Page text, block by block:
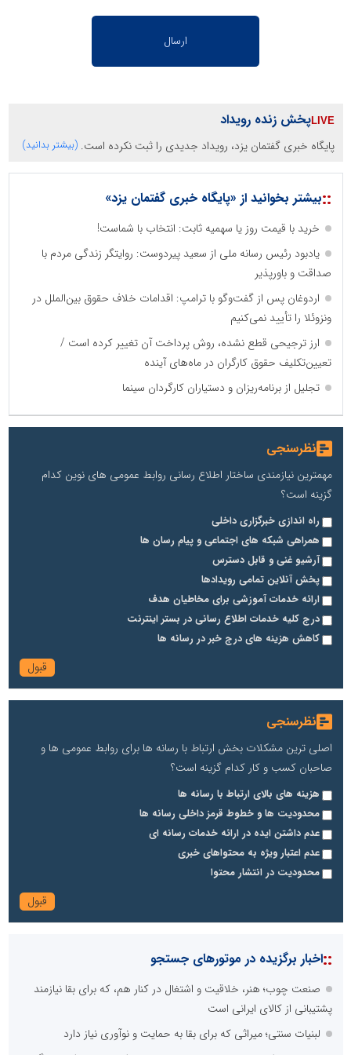
پخش زنده رویداد
پایگاه خبری گفتمان یزد، رویداد جدیدی را ثبت نکرده است. (بیشتر بدانید)
::بیشتر بخوانید از «پایگاه خبری گفتمان یزد»
خرید با قیمت روز یا سهمیه ثابت: انتخاب با شماست!
یادبود رئیس رسانه ملی از سعید پیردوست: روایتگر زندگی مردم با
صداقت و باورپذیر
اردوغان پس از گفت‌وگو با ترامپ: اقدامات خلاف حقوق بین‌الملل در
ونزوئلا را تأیید نمی‌کنیم
ارز ترجیحی قطع نشده، روش پرداخت آن تغییر کرده است /
تعیین‌تکلیف حقوق کارگران در ماه‌های آینده
تجلیل از برنامه‌ریزان و دستیاران کارگردان سینما
نظرسنجی
مهمترین نیازمندی ساختار اطلاع رسانی روابط عمومی های نوین کدام
گزینه است؟
راه اندازی خبرگزاری داخلی
همراهی شبکه های اجتماعی و پیام رسان ها
آرشیو غنی و قابل دسترس
پخش آنلاین تمامی رویدادها
ارائه خدمات آموزشی برای مخاطیان هدف
درج کلیه خدمات اطلاع رسانی در بستر اینترنت
کاهش هزینه های درج خبر در رسانه ها
نظرسنجی
اصلی ترین مشکلات بخش ارتباط با رسانه ها برای روابط عمومی ها و
صاحبان کسب و کار کدام گزینه است؟
هزینه های بالای ارتباط با رسانه ها
محدودیت ها و خطوط قرمز داخلی رسانه ها
عدم داشتن ایده در ارائه خدمات رسانه ای
عدم اعتبار ویژه به محتواهای خبری
محدودیت در انتشار محتوا
::اخبار برگزیده در موتورهای جستجو
صنعت چوب؛ هنر، خلاقیت و اشتغال در کنار هم، که برای بقا نیازمند
پشتیبانی از کالای ایرانی است
لبنیات سنتی؛ میراثی که برای بقا به حمایت و نوآوری نیاز دارد